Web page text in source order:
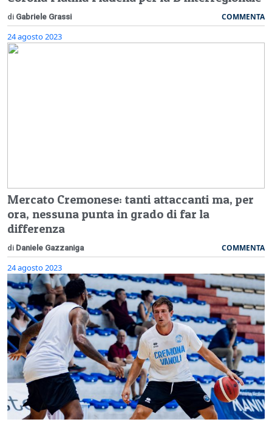
di Gabriele Grassi COMMENTA
24 agosto 2023
Mercato Cremonese: tanti attaccanti ma, per
ora, nessuna punta in grado di far la
differenza
di Daniele Gazzaniga COMMENTA
24 agosto 2023